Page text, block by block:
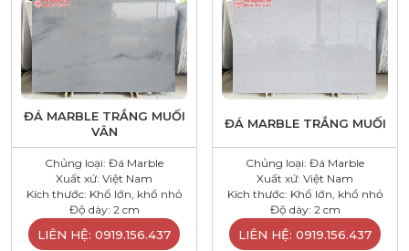
ĐÁ MARBLE TRẮNG MUỐI
VÂN
Chủng loại: Đá Marble
Xuất xứ: Việt Nam
Kích thước: Khổ lớn, khổ nhỏ
Độ dày: 2 cm
LIÊN HỆ: 0919.156.437
ĐÁ MARBLE TRẮNG MUỐI
Chủng loại: Đá Marble
Xuất xứ: Việt Nam
Kích thước: Khổ lớn, khổ nhỏ
Độ dày: 2 cm
LIÊN HỆ: 0919.156.437